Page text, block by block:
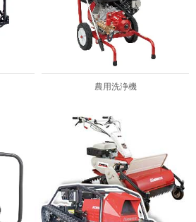
農用洗浄機